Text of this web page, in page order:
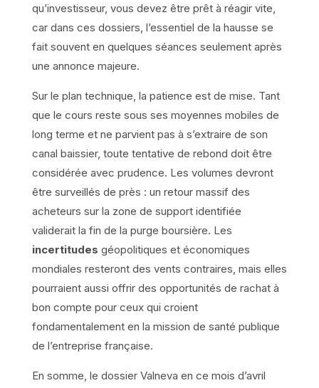
qu’investisseur, vous devez être prêt à réagir vite,
car dans ces dossiers, l’essentiel de la hausse se
fait souvent en quelques séances seulement après
une annonce majeure.
Sur le plan technique, la patience est de mise. Tant
que le cours reste sous ses moyennes mobiles de
long terme et ne parvient pas à s’extraire de son
canal baissier, toute tentative de rebond doit être
considérée avec prudence. Les volumes devront
être surveillés de près : un retour massif des
acheteurs sur la zone de support identifiée
validerait la fin de la purge boursière. Les
incertitudes géopolitiques et économiques
mondiales resteront des vents contraires, mais elles
pourraient aussi offrir des opportunités de rachat à
bon compte pour ceux qui croient
fondamentalement en la mission de santé publique
de l’entreprise française.
En somme, le dossier Valneva en ce mois d’avril